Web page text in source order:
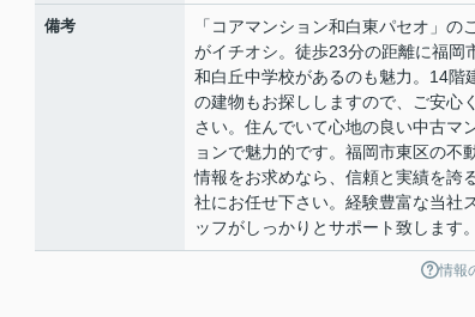
備考
「コアマンション和白東パセオ」の
がイチオシ。徒歩23分の距離に福岡
和白丘中学校があるのも魅力。14階
の建物もお探ししますので、ご安心
さい。住んでいて心地の良い中古マ
ョンで魅力的です。福岡市東区の不
情報をお求めなら、信頼と実績を誇
社にお任せ下さい。経験豊富な当社
ッフがしっかりとサポート致します
情報